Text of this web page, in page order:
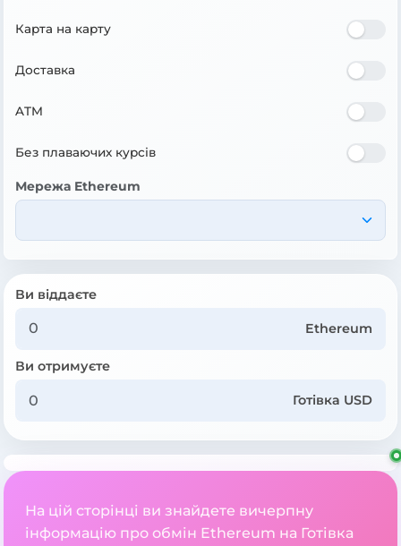
Карта на карту
Доставка
ATM
Без плаваючих курсів
Мережа Ethereum
Ви віддаєте
Ethereum
Ви отримуєте
Готівка USD
На цій сторінці ви знайдете вичерпну
інформацію про обмін Ethereum на Готівка